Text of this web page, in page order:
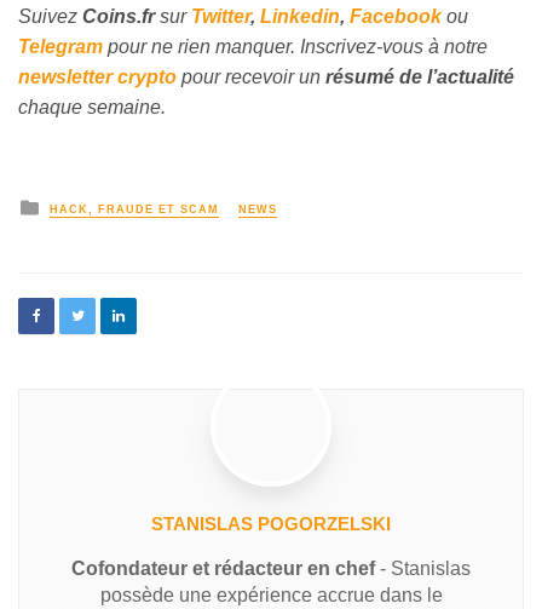
Suivez Coins.frsur Twitter, Linkedin, Facebookou
Telegram pour ne rien manquer. Inscrivez-vous à notre
newsletter crypto pour recevoir un résumé de l’actualité
chaque semaine.
HACK, FRAUDE ET SCAM NEWS
STANISLAS POGORZELSKI
Cofondateur et rédacteur en chef- Stanislas
possède une expérience accrue dans le